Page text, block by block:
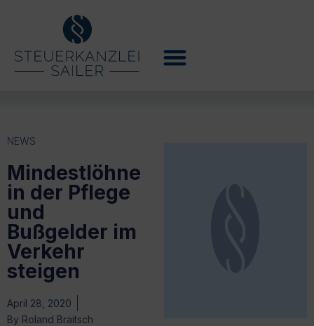
NEWS
Mindestlöhne
in der Pflege
und
Bußgelder im
Verkehr
steigen
April 28, 2020
By Roland Braitsch